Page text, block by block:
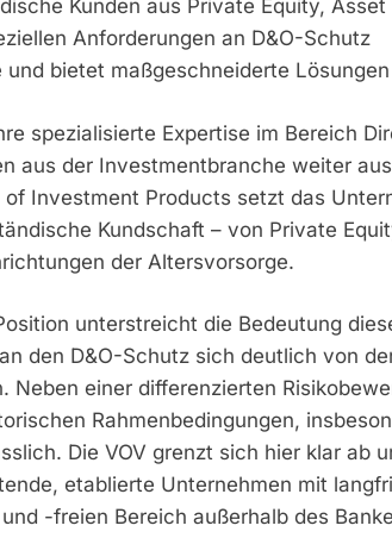
Kunden aus Private Equity,
Anforderungen an D&O-Schutz
und bietet maßgeschneiderte
spezialisierte Expertise im Bereich
aus der Investmentbranche weiter
Investment Products setzt das
Kundschaft – von Private
der Altersvorsorge.
unterstreicht die Bedeutung
den D&O-Schutz sich deutlich von
Neben einer differenzierten
Rahmenbedingungen,
Die VOV grenzt sich hier klar ab
etablierte Unternehmen mit
-freien Bereich außerhalb des